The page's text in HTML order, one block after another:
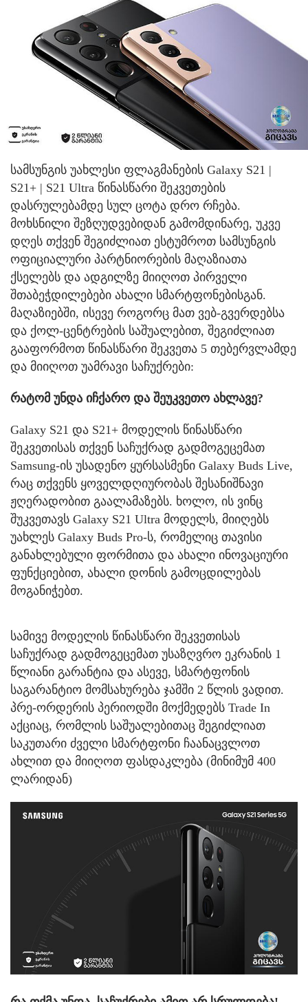
სამსუნგის უახლესი ფლაგმანების Galaxy S21 |
S21+ | S21 Ultra წინასწარი შეკვეთების
დასრულებამდე სულ ცოტა დრო რჩება.
მოხსნილი შეზღუდვებიდან გამომდინარე, უკვე
დღეს თქვენ შეგიძლიათ ესტუმროთ სამსუნგის
ოფიციალური პარტნიორების მაღაზიათა
ქსელებს და ადგილზე მიიღოთ პირველი
შთაბეჭდილებები ახალი სმარტფონებისგან.
მაღაზიებში, ისევე როგორც მათ ვებ-გვერდებსა
და ქოლ-ცენტრების საშუალებით, შეგიძლიათ
გააფორმოთ წინასწარი შეკვეთა 5 თებერვლამდე
და მიიღოთ უამრავი საჩუქრები:
რატომ უნდა იჩქარო და შეუკვეთო ახლავე?
Galaxy S21 და S21+ მოდელის წინასწარი
შეკვეთისას თქვენ საჩუქრად გადმოგეცემათ
Samsung-ის უსადენო ყურსასმენი Galaxy Buds Live,
რაც თქვენს ყოველდღიურობას შესანიშნავი
ჟღერადობით გაალამაზებს. ხოლო, ის ვინც
შუკვეთავს Galaxy S21 Ultra მოდელს, მიიღებს
უახლეს Galaxy Buds Pro-ს, რომელიც თავისი
განახლებული ფორმითა და ახალი ინოვაციური
ფუნქციებით, ახალი დონის გამოცდილებას
მოგანიჭებთ.
სამივე მოდელის წინასწარი შეკვეთისას
საჩუქრად გადმოგეცემათ უსაზღვრო ეკრანის 1
წლიანი გარანტია და ასევე, სმარტფონის
საგარანტიო მომსახურება ჯამში 2 წლის ვადით.
პრე-ორდერის პერიოდში მოქმედებს Trade In
აქციაც, რომლის საშუალებითაც შეგიძლიათ
საკუთარი ძველი სმარტფონი ჩაანაცვლოთ
ახლით და მიიღოთ ფასდაკლება (მინიმუმ 400
ლარიდან)